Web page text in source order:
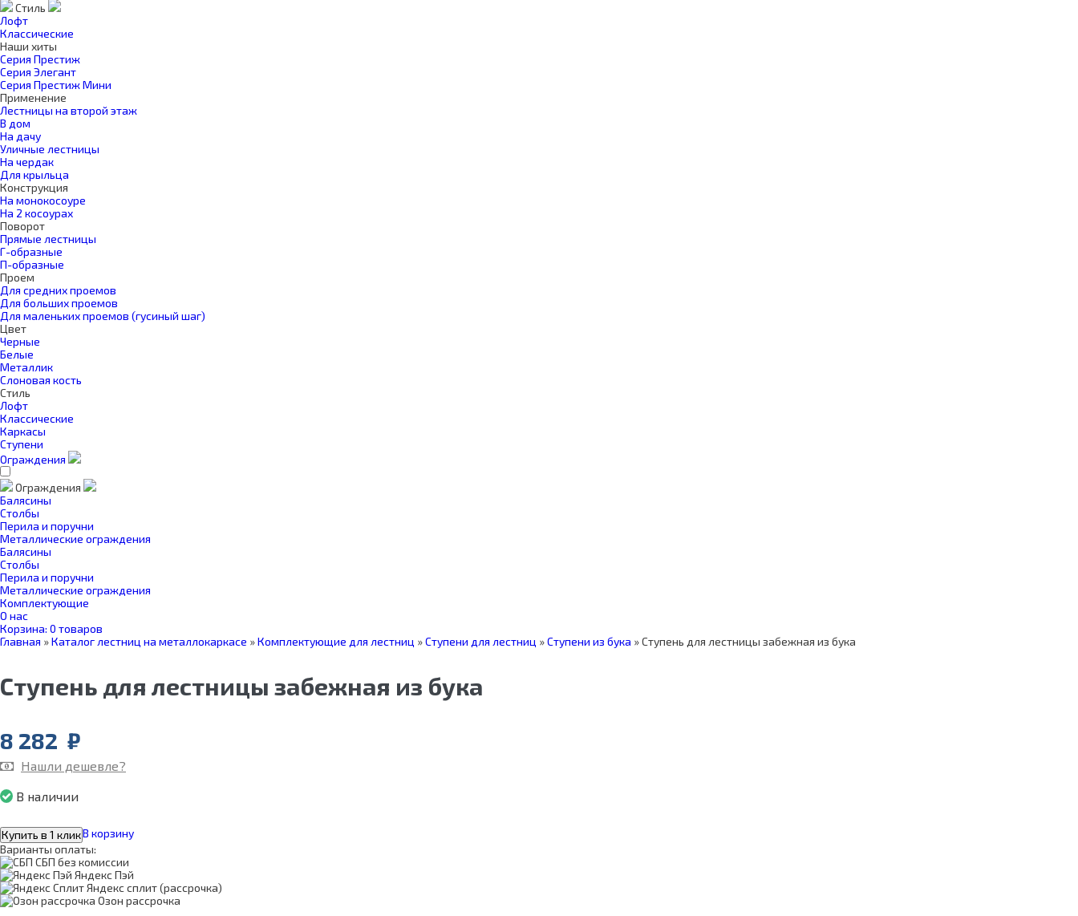
Стиль
Лофт
Классические
Наши хиты
Серия Престиж
Серия Элегант
Серия Престиж Мини
Применение
Лестницы на второй этаж
В дом
На дачу
Уличные лестницы
На чердак
Для крыльца
Конструкция
На монокосоуре
На 2 косоурах
Поворот
Прямые лестницы
Г-образные
П-образные
Проем
Для средних проемов
Для больших проемов
Для маленьких проемов (гусиный шаг)
Цвет
Черные
Белые
Металлик
Слоновая кость
Стиль
Лофт
Классические
Каркасы
Ступени
Ограждения
Ограждения
Балясины
Столбы
Перила и поручни
Металлические ограждения
Балясины
Столбы
Перила и поручни
Металлические ограждения
Комплектующие
О нас
Корзина: 0 товаров
Главная »Каталог лестниц на металлокаркасе »Комплектующие для лестниц »Ступени для лестниц »Ступени из бука »Ступень для лестницы забежная из бука
Ступень для лестницы забежная из бука
8 282 ₽
Нашли дешевле?
В наличии
Купить в 1 кликВ корзину
Варианты оплаты:
СБП без комиссии
Яндекс Пэй
Яндекс сплит (рассрочка)
Озон рассрочка